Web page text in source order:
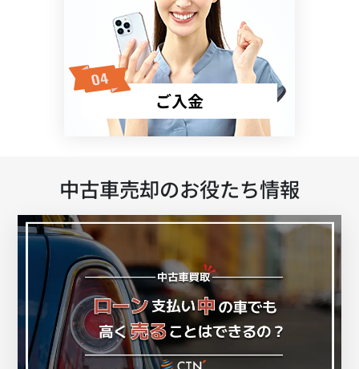
ご入金
中古車売却のお役たち情報